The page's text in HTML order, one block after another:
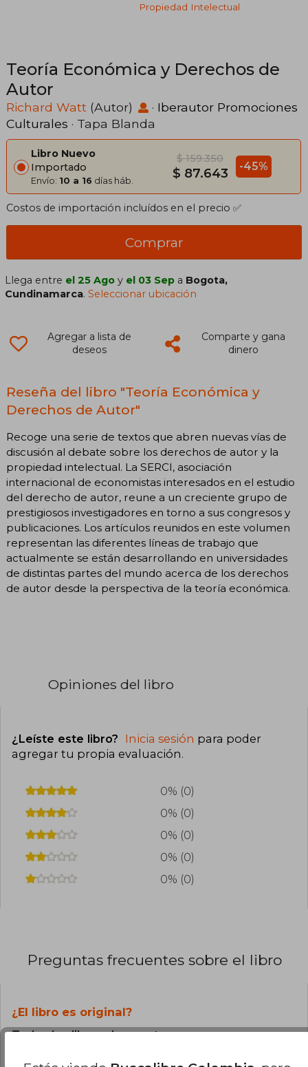
Propiedad Intelectual
Teoría Económica y Derechos de
Autor
Richard Watt (Autor) · Iberautor Promociones
Culturales · Tapa Blanda
Libro Nuevo
Importado
Envío: 10 a 16 días háb.
$ 159.350
$ 87.643 -45%
Costos de importación incluídos en el precio ✅
Comprar
Llega entre el 25 Ago y el 03 Sep a Bogota,
Cundinamarca.Seleccionar ubicación
Agregar a lista de
deseos
Comparte y gana
dinero
Reseña del libro "Teoría Económica y
Derechos de Autor"
Recoge una serie de textos que abren nuevas vías de
discusión al debate sobre los derechos de autor y la
propiedad intelectual. La SERCI, asociación
internacional de economistas interesados en el estudio
del derecho de autor, reune a un creciente grupo de
prestigiosos investigadores en torno a sus congresos y
publicaciones. Los artículos reunidos en este volumen
representan las diferentes líneas de trabajo que
actualmente se están desarrollando en universidades
de distintas partes del mundo acerca de los derechos
de autor desde la perspectiva de la teoría económica.
Opiniones del libro
¿Leíste este libro? Inicia sesión para poder
agregar tu propia evaluación.
0% (0)
0% (0)
0% (0)
0% (0)
0% (0)
Preguntas frecuentes sobre el libro
¿El libro es original?
Todos los libros de nuestro